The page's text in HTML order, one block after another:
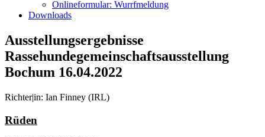
Onlineformular: Wurrfmeldung
Downloads
Ausstellungsergebnisse
Rassehundegemeinschaftsausstellung
Bochum 16.04.2022
Richter|in: Ian Finney (IRL)
Rüden